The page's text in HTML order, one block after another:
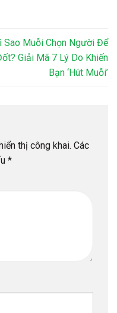
Sao Muỗi Chọn Người Để
Giải Mã 7 Lý Do Khiến
Bạn ‘Hút Muỗi’
thị công khai. Các
*